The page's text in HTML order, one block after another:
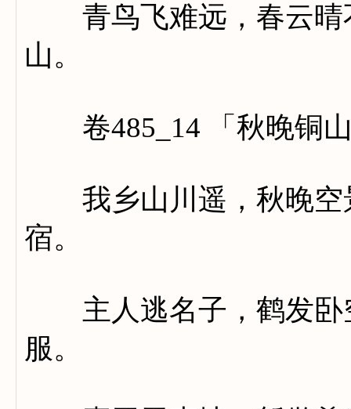
青鸟飞难远，春云晴
山。
卷485_14 「秋晚铜山
我乡山川遥，秋晚空
宿。
主人逃名子，鹤发卧
服。